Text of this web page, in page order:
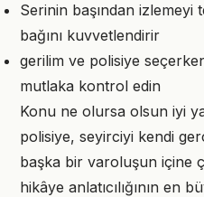
Serinin başından
bağını kuvvetlendirir
gerilim ve polisiye
mutlaka kontrol edin
Konu ne olursa olsun iyi
polisiye, seyirciyi kendi
başka bir varoluşun içine
hikâye anlatıcılığının en